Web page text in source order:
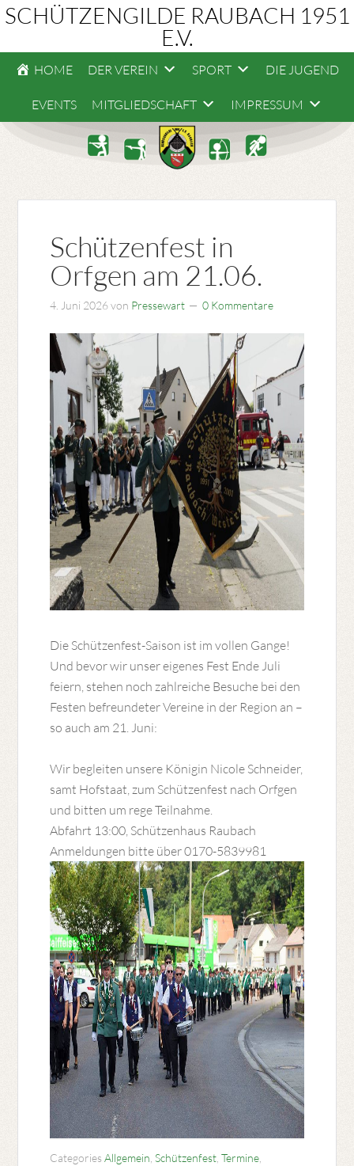
SCHÜTZENGILDE RAUBACH 1951
E.V.
HOME DER VEREIN SPORT DIE JUGEND
EVENTS MITGLIEDSCHAFT IMPRESSUM
Schützenfest in
Orfgen am 21.06.
4. Juni 2026von Pressewart 0 Kommentare
Die Schützenfest-Saison ist im vollen Gange!
Und bevor wir unser eigenes Fest Ende Juli
feiern, stehen noch zahlreiche Besuche bei den
Festen befreundeter Vereine in der Region an –
so auch am 21. Juni:
Wir begleiten unsere Königin Nicole Schneider,
samt Hofstaat, zum Schützenfest nach Orfgen
und bitten um rege Teilnahme.
Abfahrt 13:00, Schützenhaus Raubach
Anmeldungen bitte über 0170-5839981
CategoriesAllgemein ,Schützenfest ,Termine